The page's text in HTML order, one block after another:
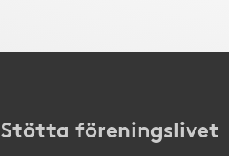
Stötta föreningslivet